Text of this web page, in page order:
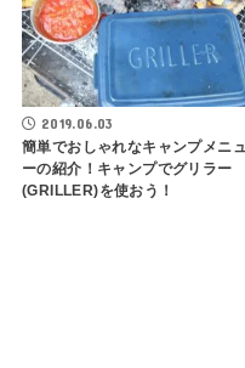
2019.06.03
簡単でおしゃれなキャンプメニュ
ーの紹介！キャンプでグリラー
(GRILLER)を使おう！